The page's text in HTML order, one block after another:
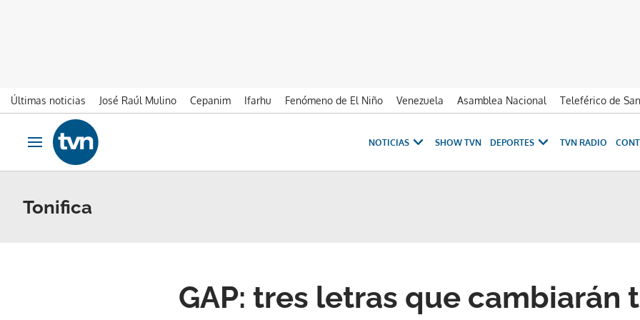
Últimas noticias José Raúl Mulino Cepanim Ifarhu Fenómeno de El Niño Venezuela Asamblea Nacional Teleférico de
Ir al contenido
Obrir navegació
NOTICIAS SHOW TVN DEPORTES TVN RADIO
Tonifica
GAP: tres letras que cambiarán